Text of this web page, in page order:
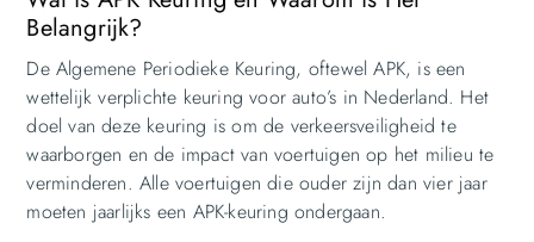
Belangrijk?
De Algemene Periodieke Keuring, oftewel APK, is een
wettelijk verplichte keuring voor auto’s in Nederland. Het
doel van deze keuring is om de verkeersveiligheid te
waarborgen en de impact van voertuigen op het milieu te
verminderen. Alle voertuigen die ouder zijn dan vier jaar
moeten jaarlijks een APK-keuring ondergaan.